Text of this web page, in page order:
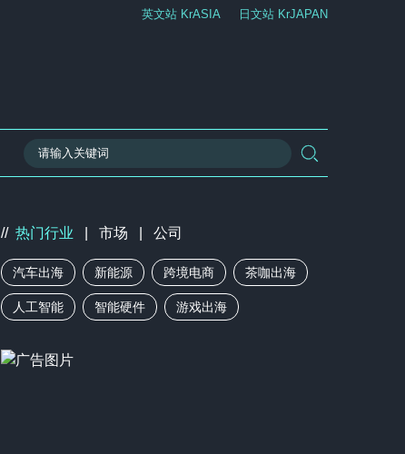
英文站 KrASIA 日文站 KrJAPAN
// 热门行业 市场 公司
汽车出海 新能源 跨境电商 茶咖出海
人工智能 智能硬件 游戏出海